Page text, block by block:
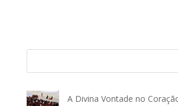
A Divina Vontade no